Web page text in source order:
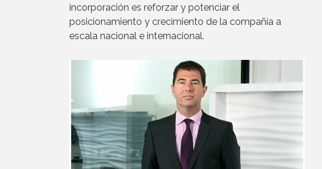
incorporación es reforzar y potenciar el
posicionamiento y crecimiento de la compañía a
escala nacional e internacional.